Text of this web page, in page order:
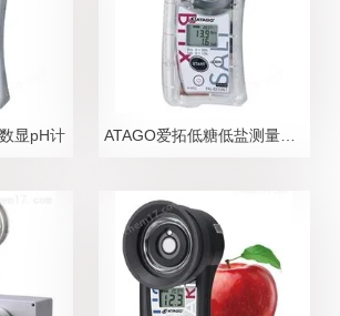
显pH计 ATAGO爱拓低糖低盐测量糖盐度计